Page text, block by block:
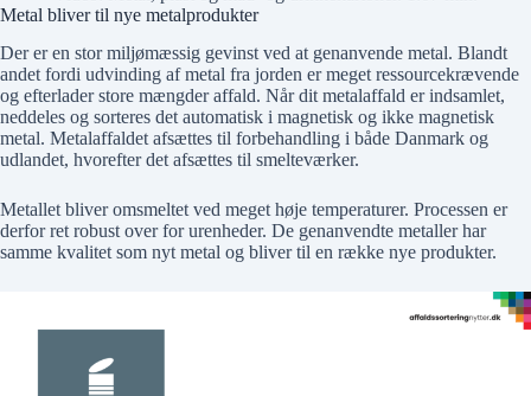
Metal bliver til nye metalprodukter
Der er en stor miljømæssig gevinst ved at genanvende metal. Blandt
andet fordi udvinding af metal fra jorden er meget ressourcekrævende
og efterlader store mængder affald. Når dit metalaffald er indsamlet,
neddeles og sorteres det automatisk i magnetisk og ikke magnetisk
metal. Metalaffaldet afsættes til forbehandling i både Danmark og
udlandet, hvorefter det afsættes til smelteværker.
Metallet bliver omsmeltet ved meget høje temperaturer. Processen er
derfor ret robust over for urenheder. De genanvendte metaller har
samme kvalitet som nyt metal og bliver til en række nye produkter.